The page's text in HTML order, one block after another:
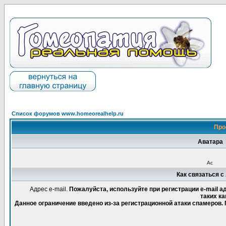
Список форумов www.homeorealhelp.ru
Аватара
Ас
Как связаться
Адрес e-mail. Пожалуйста, используйте при регистрации e-mail
таких
Данное ограничение введено из-за регистрационной атаки